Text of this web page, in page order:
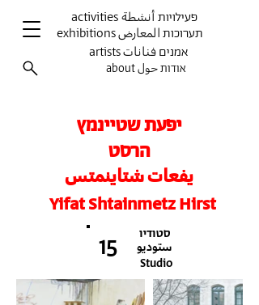
activities פעילויות أنشطة
exhibitions תערוכות المعارض
artists אמנים فنانات
about אודות حول
יפעת שטיינמץ
הרסט
يفعات شتاينمتس
Yifat Shtainmetz Hirst
15 ستوديو
סטודיו
Studio